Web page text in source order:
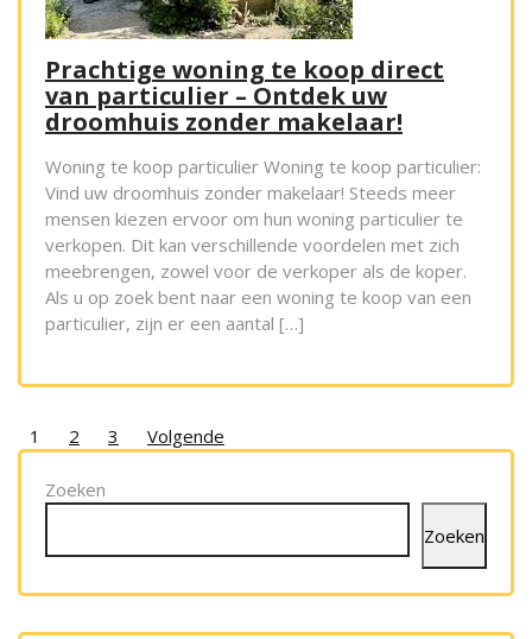
Prachtige woning te koop direct
van particulier – Ontdek uw
droomhuis zonder makelaar!
Woning te koop particulier Woning te koop particulier:
Vind uw droomhuis zonder makelaar! Steeds meer
mensen kiezen ervoor om hun woning particulier te
verkopen. Dit kan verschillende voordelen met zich
meebrengen, zowel voor de verkoper als de koper.
Als u op zoek bent naar een woning te koop van een
particulier, zijn er een aantal […]
Posts
pagination
1 2 3 Volgende
Zoeken
Zoeken